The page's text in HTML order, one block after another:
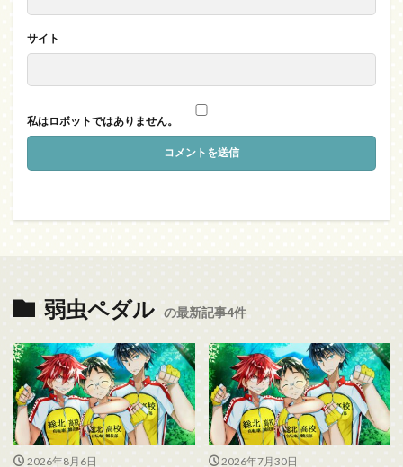
サイト
私はロボットではありません。
弱虫ペダル の最新記事4件
2026年8月6日 2026年7月30日